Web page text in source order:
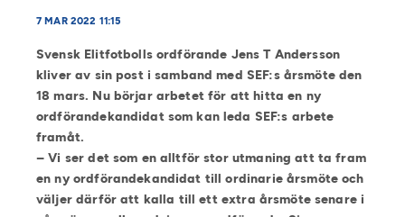
7 MAR 2022 11:15
Svensk Elitfotbolls ordförande Jens T Andersson
kliver av sin post i samband med SEF:s årsmöte den
18 mars. Nu börjar arbetet för att hitta en ny
ordförandekandidat som kan leda SEF:s arbete
framåt.
– Vi ser det som en alltför stor utmaning att ta fram
en ny ordförandekandidat till ordinarie årsmöte och
väljer därför att kalla till ett extra årsmöte senare i